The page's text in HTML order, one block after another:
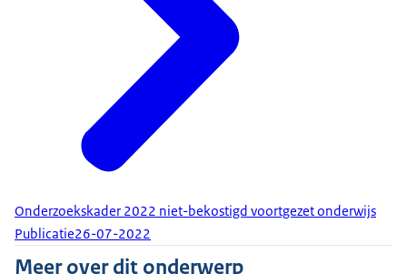
Onderzoekskader 2022 niet-bekostigd voortgezet onderwijs
Publicatie26-07-2022
Meer over dit onderwerp